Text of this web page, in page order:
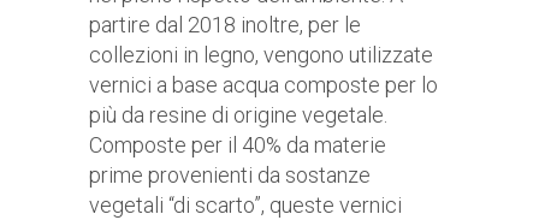
partire dal 2018 inoltre, per le
collezioni in legno, vengono utilizzate
vernici a base acqua composte per lo
più da resine di origine vegetale.
Composte per il 40% da materie
prime provenienti da sostanze
vegetali “di scarto”, queste vernici